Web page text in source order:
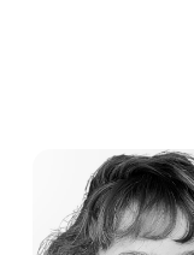
CAMILA
Gerente